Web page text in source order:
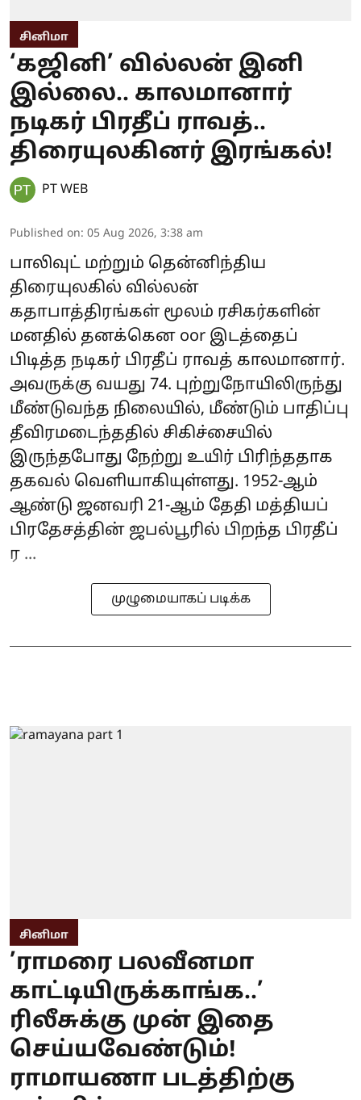
சினிமா
‘கஜினி’ வில்லன் இனி
இல்லை.. காலமானார்
நடிகர் பிரதீப் ராவத்..
திரையுலகினர் இரங்கல்!
PT WEB
Published on: 05 Aug 2026, 3:38 am
பாலிவுட் மற்றும் தென்னிந்திய
திரையுலகில் வில்லன்
கதாபாத்திரங்கள் மூலம் ரசிகர்களின்
மனதில் தனக்கென oor இடத்தைப்
பிடித்த நடிகர் பிரதீப் ராவத் காலமானார்.
அவருக்கு வயது 74. புற்றுநோயிலிருந்து
மீண்டுவந்த நிலையில், மீண்டும் பாதிப்பு
தீவிரமடைந்ததில் சிகிச்சையில்
இருந்தபோது நேற்று உயிர் பிரிந்ததாக
தகவல் வெளியாகியுள்ளது. 1952-ஆம்
ஆண்டு ஜனவரி 21-ஆம் தேதி மத்தியப்
பிரதேசத்தின் ஜபல்பூரில் பிறந்த பிரதீப்
ர ...
முழுமையாகப் படிக்க
சினிமா
’ராமரை பலவீனமா
காட்டியிருக்காங்க..’
ரிலீசுக்கு முன் இதை
செய்யவேண்டும்!
ராமாயணா படத்திற்கு